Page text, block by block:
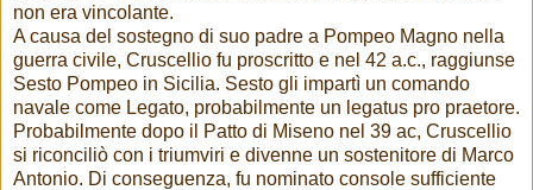
non era vincolante.
A causa del sostegno di suo padre a Pompeo Magno nella
guerra civile, Cruscellio fu proscritto e nel 42 a.c., raggiunse
Sesto Pompeo in Sicilia. Sesto gli impartì un comando
navale come Legato, probabilmente un legatus pro praetore.
Probabilmente dopo il Patto di Miseno nel 39 ac, Cruscellio
si riconciliò con i triumviri e divenne un sostenitore di Marco
Antonio. Di conseguenza, fu nominato console sufficiente